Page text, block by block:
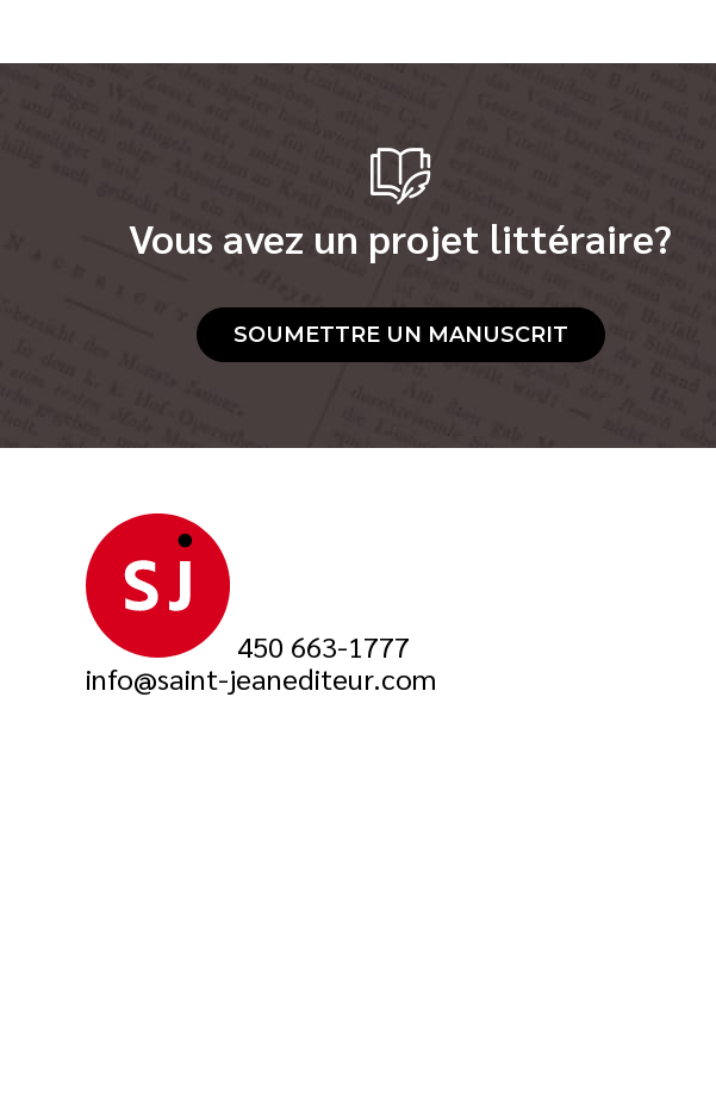
Vous avez un projet littéraire?
SOUMETTRE UN MANUSCRIT
450 663-1777
info@saint-jeanediteur.com